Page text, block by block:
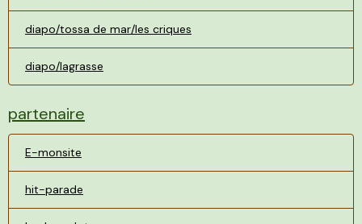
diapo/tossa de mar/les criques
diapo/lagrasse
partenaire
E-monsite
hit-parade